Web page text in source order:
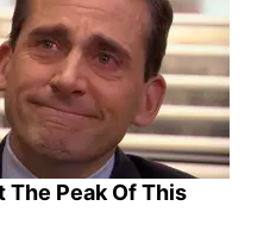
The Peak Of This